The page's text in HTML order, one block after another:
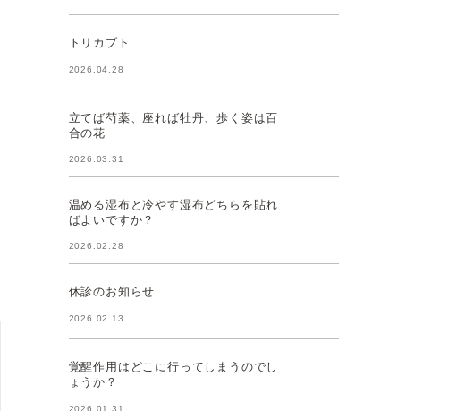
トリカブト
2026.04.28
立てば芍薬、座れば牡丹、歩く姿は百
合の花
2026.03.31
温める湿布と冷やす湿布どちらを貼れ
ばよいですか？
2026.02.28
休診のお知らせ
2026.02.13
覚醒作用はどこに行ってしまうのでし
ょうか？
2026.01.31